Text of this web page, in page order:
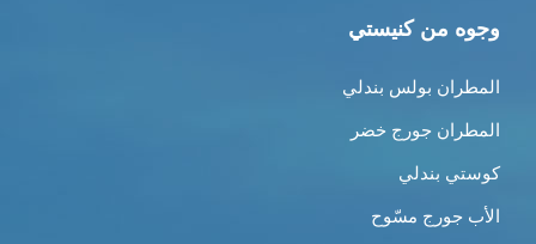
وجوه من كنيستي
المطران بولس بندلي
المطران جورج خضر
كوستي بندلي
الأب جورج مسّوح